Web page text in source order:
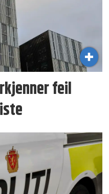
feil